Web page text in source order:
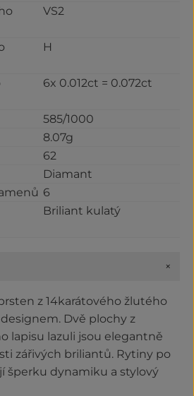
VS2
H
6x 0.012ct = 0.072ct
585/1000
8.07g
62
Diamant
6
Briliant kulatý
+
z 14karátového žlutého
Dvě plochy z
lapisu lazuli jsou elegantně
zářivých briliantů. Rytiny po
šperku dynamiku a stylový